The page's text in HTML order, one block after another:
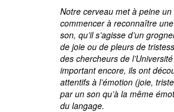
Notre cerveau met à peine
commencer à reconnaître
son, qu’il s’agisse d’un
de joie ou de pleurs de
des chercheurs de
important encore, ils ont
attentifs à l’émotion (joie,
par un son qu’à la même
du langage.